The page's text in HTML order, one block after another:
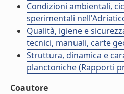
Condizioni ambientali,
sperimentali
Qualità, igiene e
tecnici, manuali, carte
Struttura, dinamica e
planctoniche (Rapporti
Coautore